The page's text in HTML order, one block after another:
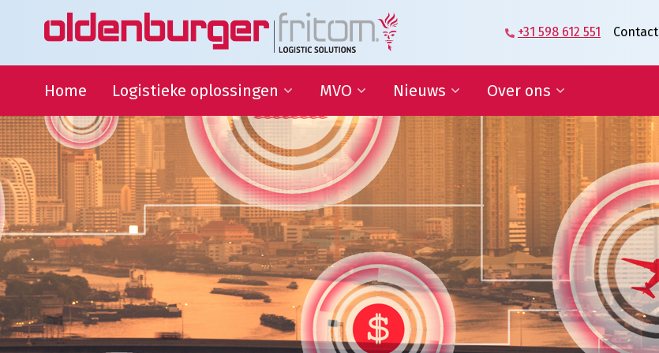
+31 598 612 551 Contact
Home Logistieke oplossingen
Transport
Warehousing
Supply Chain Management
Logistieke oplossingen
MVO
Duurzame
Ontwikkelingsdoelen
QHSE
Samenwerking onderwijs
Sportsponsoring en
partnerships
Goede doelen
Nieuws
Blog | Shaping the Future of
Logistics
Nieuwsbrief
In de media
Nieuws
Over ons
Directie en Management
Kennisorganisatie
Onze medewerkers
Partners over ons
Onze geschiedenis
Predicaat Hofleverancier
Awards Oldenburger|Fritom
Certificeringen